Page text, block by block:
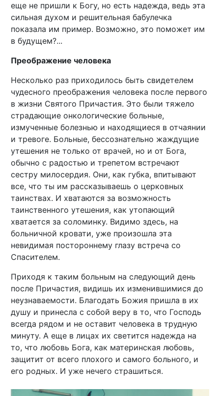
еще не пришли к Богу, но есть надежда, ведь эта
сильная духом и решительная бабулечка
показала им пример. Возможно, это поможет им
в будущем?...
Преображение человека
Несколько раз приходилось быть свидетелем
чудесного преображения человека после первого
в жизни Святого Причастия. Это были тяжело
страдающие онкологические больные,
измученные болезнью и находящиеся в отчаянии
и тревоге. Больные, бессознательно жаждущие
утешения не только от врачей, но и от Бога,
обычно с радостью и трепетом встречают
сестру милосердия. Они, как губка, впитывают
все, что ты им рассказываешь о церковных
таинствах. И хватаются за возможность
таинственного утешения, как утопающий
хватается за соломинку. Видимо здесь, на
больничной кровати, уже произошла эта
невидимая постороннему глазу встреча со
Спасителем.
Приходя к таким больным на следующий день
после Причастия, видишь их изменившимися до
неузнаваемости. Благодать Божия пришла в их
душу и принесла с собой веру в то, что Господь
всегда рядом и не оставит человека в трудную
минуту. А еще в лицах их светится надежда на
то, что любовь Бога, как материнская любовь,
защитит от всего плохого и самого больного, и
его родных. И уже нечего страшиться.